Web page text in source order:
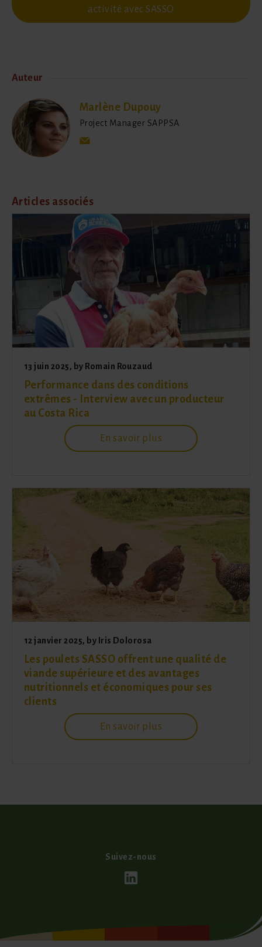
activité avec SASSO
Auteur
Marlène Dupouy
Project Manager SAPPSA
Articles associés
13 juin 2025, by Romain Rouzaud
Performance dans des conditions
extrêmes - Interview avec un producteur
au Costa Rica
En savoir plus
12 janvier 2025, by Iris Dolorosa
Les poulets SASSO offrent une qualité de
viande supérieure et des avantages
nutritionnels et économiques pour ses
clients
En savoir plus
Suivez-nous